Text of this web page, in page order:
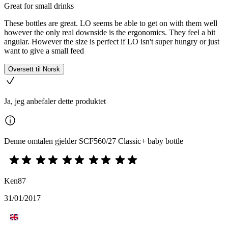
Great for small drinks
These bottles are great. LO seems be able to get on with them well
however the only real downside is the ergonomics. They feel a bit
angular. However the size is perfect if LO isn't super hungry or just
want to give a small feed
Oversett til Norsk
Ja, jeg anbefaler dette produktet
Denne omtalen gjelder SCF560/27 Classic+ baby bottle
Ken87
31/01/2017